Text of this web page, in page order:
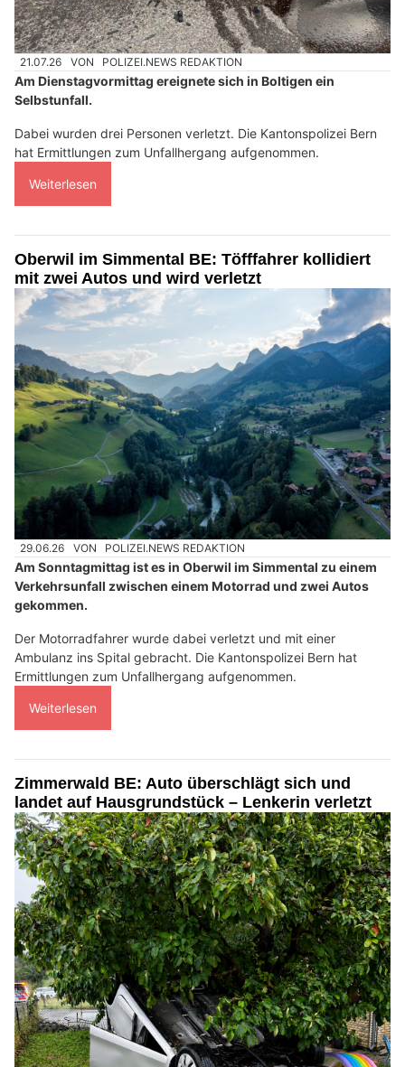
21.07.26 VON POLIZEI.NEWS REDAKTION
Am Dienstagvormittag ereignete sich in Boltigen ein
Selbstunfall.
Dabei wurden drei Personen verletzt. Die Kantonspolizei Bern
hat Ermittlungen zum Unfallhergang aufgenommen.
Weiterlesen
Oberwil im Simmental BE: Töfffahrer kollidiert
mit zwei Autos und wird verletzt
29.06.26 VON POLIZEI.NEWS REDAKTION
Am Sonntagmittag ist es in Oberwil im Simmental zu einem
Verkehrsunfall zwischen einem Motorrad und zwei Autos
gekommen.
Der Motorradfahrer wurde dabei verletzt und mit einer
Ambulanz ins Spital gebracht. Die Kantonspolizei Bern hat
Ermittlungen zum Unfallhergang aufgenommen.
Weiterlesen
Zimmerwald BE: Auto überschlägt sich und
landet auf Hausgrundstück – Lenkerin verletzt